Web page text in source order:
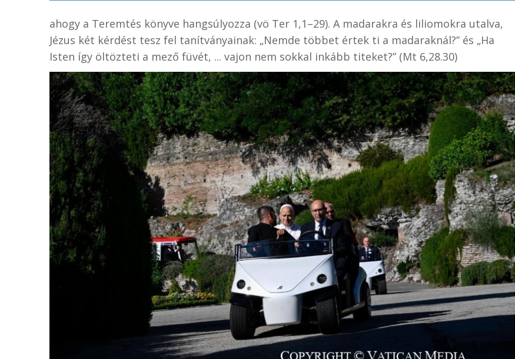
ahogy a Teremtés könyve hangsúlyozza (vö Ter 1,1–29). A madarakra és liliomokra utalva,
Jézus két kérdést tesz fel tanítványainak: „Nemde többet értek ti a madaraknál?” és „Ha
Isten így öltözteti a mező füvét, ... vajon nem sokkal inkább titeket?” (Mt 6,28.30)